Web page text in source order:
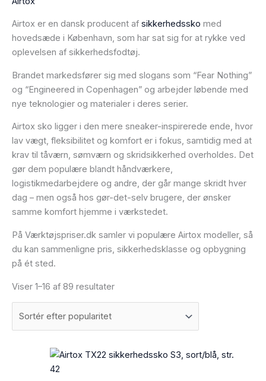
Airtox er en dansk producent af sikkerhedssko med
hovedsæde i København, som har sat sig for at rykke ved
oplevelsen af sikkerhedsfodtøj.
Brandet markedsfører sig med slogans som “Fear Nothing”
og “Engineered in Copenhagen” og arbejder løbende med
nye teknologier og materialer i deres serier.
Airtox sko ligger i den mere sneaker-inspirerede ende, hvor
lav vægt, fleksibilitet og komfort er i fokus, samtidig med at
krav til tåværn, sømværn og skridsikkerhed overholdes. Det
gør dem populære blandt håndværkere,
logistikmedarbejdere og andre, der går mange skridt hver
dag – men også hos gør-det-selv brugere, der ønsker
samme komfort hjemme i værkstedet.
På Værktøjspriser.dk samler vi populære Airtox modeller, så
du kan sammenligne pris, sikkerhedsklasse og opbygning
på ét sted.
Viser 1–16 af 89 resultater